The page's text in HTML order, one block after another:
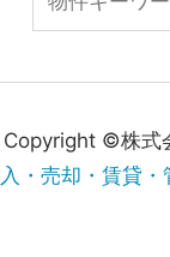
Copyright ©株式
入・売却・賃貸